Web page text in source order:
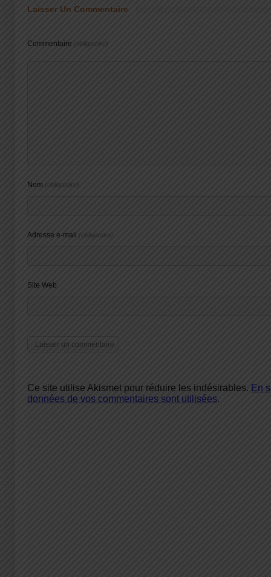
Laisser Un Commentaire
Commentaire (obligatoire)
Nom (obligatoire)
Adresse e-mail (obligatoire)
Site Web
Ce site utilise Akismet pour réduire les indésirables. En
données de vos commentaires sont utilisées.